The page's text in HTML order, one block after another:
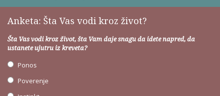
Anketa: Šta Vas vodi kroz život?
Šta Vas vodi kroz život, šta Vam daje snagu da idete napred, da
ustanete ujutru iz kreveta?
Ponos
Poverenje